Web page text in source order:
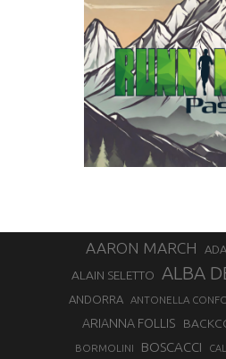
AARON MARCH
ALAIN SELETTO ALBA
ANDORRA ANTONELLA
ARIANNA FOLLIS
BORMOLINI BOSCACCI